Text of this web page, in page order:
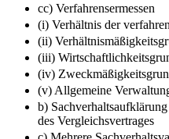
cc) Verfahrensermessen
(i) Verhältnis der
(ii)
(iii)
(iv)
(v) Allgemeine
b)
des Vergleichsvertrages